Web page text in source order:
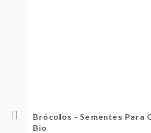
Brócolos - Sementes Para
Bio